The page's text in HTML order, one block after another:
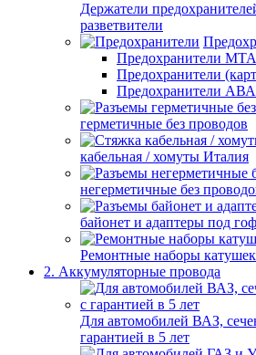
Держатели
разветвители
Предохранители
Предохранители
Предохранители
герметичные без проводов
кабельная / хомуты Италия
негерметичные без
байонет и адаптеры под
Ремонтные наборы
2. Аккумуляторные провода
Для автомобилей ВАЗ,
гарантией в 5 лет